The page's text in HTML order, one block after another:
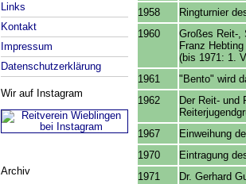
Links
Kontakt
Impressum
Datenschutzerklärung
Wir auf Instagram
Archiv
1958
Ringturnier
1960
Großes Reit-,
Franz
(bis 1971: 1.
1961
"Bento" wird
1962
Der Reit- und
1967
Einweihung
1970
Eintragung
1971
Dr. Gerhard